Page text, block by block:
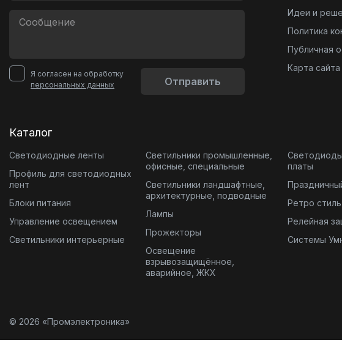
Я согласен на обработку
персональных данных
Отправить
Идеи и
Политика
Публичная
Карта сайта
Каталог
Светодиодные ленты
Профиль для светодиодных
лент
Блоки питания
Управление освещением
Светильники интерьерные
Светильники промышленные,
офисные, специальные
Светильники ландшафтные,
архитектурные, подводные
Лампы
Прожекторы
Освещение
взрывозащищённое,
аварийное, ЖКХ
платы
Ретро стиль
Релейная
Системы
© 2026 «Промэлектроника»